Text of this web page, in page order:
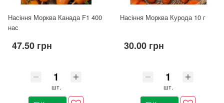
Насіння Морква Канада F1 400
нас
47.50 грн
шт.
Насіння Морква Курода 10 г
30.00 грн
шт.